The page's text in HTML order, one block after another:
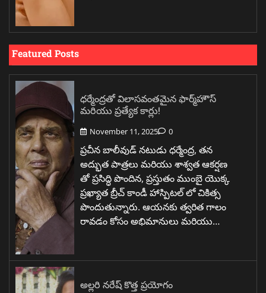
Featured Posts
ధర్మేంద్రతో విలాసవంతమైన ఫార్మ్‌హౌస్
మరియు ప్రత్యేక కార్లు!
November 11, 2025 0
ప్రచీన బాలీవుడ్ నటుడు ధర్మేంద్ర, తన
అద్భుత పాత్రలు మరియు శాశ్వత ఆకర్షణ
తో ప్రసిద్ధి పొందిన, ప్రస్తుతం ముంబై యొక్క
ప్రఖ్యాత బ్రీచ్ కాండీ హాస్పిటల్ లో చికిత్స
పొందుతున్నారు. ఆయనకు త్వరిత గాలం
రావడం కోసం అభిమానులు మరియు…
అల్లరి నరేష్ కొత్త ప్రయోగం